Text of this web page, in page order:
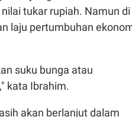
tukar rupiah. Namun di
laju pertumbuhan
suku bunga atau
kata Ibrahim.
akan berlanjut dalam